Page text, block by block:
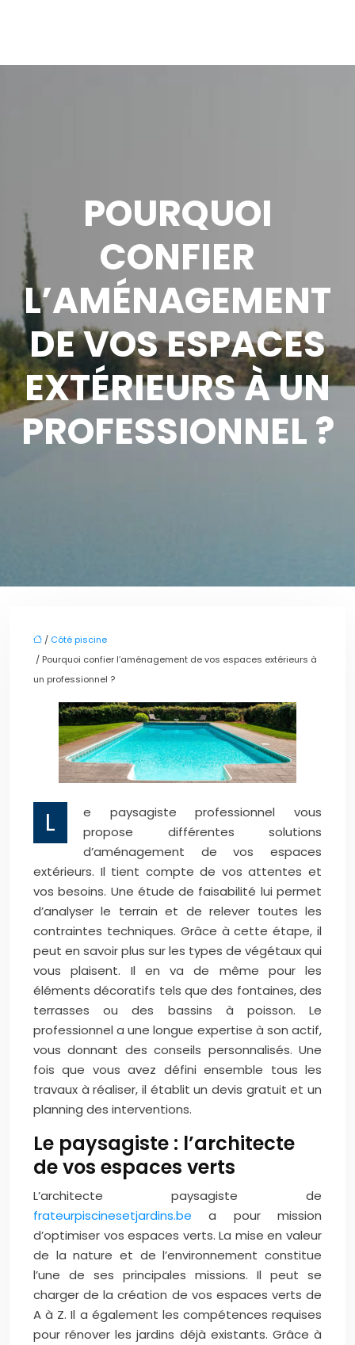
POURQUOI
CONFIER
L’AMÉNAGEMENT
DE VOS ESPACES
EXTÉRIEURS À UN
PROFESSIONNEL ?
/ Côté piscine
/ Pourquoi confier l’aménagement de vos espaces extérieurs à
un professionnel ?
L
e paysagiste professionnel vous
propose différentes solutions
d’aménagement de vos espaces
extérieurs. Il tient compte de vos attentes et
vos besoins. Une étude de faisabilité lui permet
d’analyser le terrain et de relever toutes les
contraintes techniques. Grâce à cette étape, il
peut en savoir plus sur les types de végétaux qui
vous plaisent. Il en va de même pour les
éléments décoratifs tels que des fontaines, des
terrasses ou des bassins à poisson. Le
professionnel a une longue expertise à son actif,
vous donnant des conseils personnalisés. Une
fois que vous avez défini ensemble tous les
travaux à réaliser, il établit un devis gratuit et un
planning des interventions.
Le paysagiste : l’architecte
de vos espaces verts
L’architecte paysagiste de
frateurpiscinesetjardins.be a pour mission
d’optimiser vos espaces verts. La mise en valeur
de la nature et de l’environnement constitue
l’une de ses principales missions. Il peut se
charger de la création de vos espaces verts de
A à Z. Il a également les compétences requises
pour rénover les jardins déjà existants. Grâce à